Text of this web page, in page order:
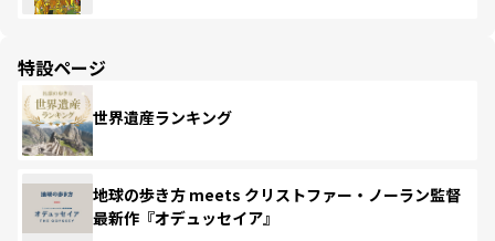
特設ページ
世界遺産ランキング
地球の歩き方 meets クリストファー・ノーラン監督
最新作『オデュッセイア』